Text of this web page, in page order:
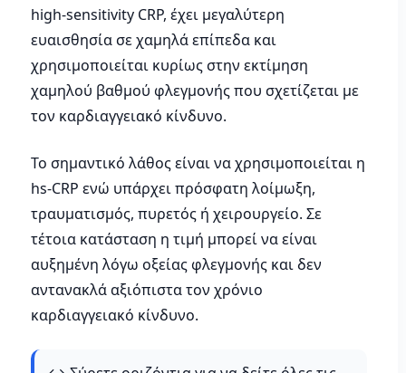
high-sensitivity CRP, έχει μεγαλύτερη
ευαισθησία σε χαμηλά επίπεδα και
χρησιμοποιείται κυρίως στην εκτίμηση
χαμηλού βαθμού φλεγμονής που σχετίζεται με
τον καρδιαγγειακό κίνδυνο.
Το σημαντικό λάθος είναι να χρησιμοποιείται η
hs-CRP ενώ υπάρχει πρόσφατη λοίμωξη,
τραυματισμός, πυρετός ή χειρουργείο. Σε
τέτοια κατάσταση η τιμή μπορεί να είναι
αυξημένη λόγω οξείας φλεγμονής και δεν
αντανακλά αξιόπιστα τον χρόνιο
καρδιαγγειακό κίνδυνο.